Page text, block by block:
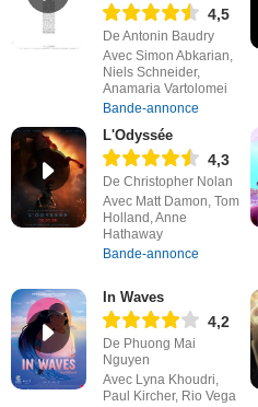
4,5
De Antonin Baudry
Avec Simon Abkarian,
Niels Schneider,
Anamaria Vartolomei
Bande-annonce
L'Odyssée
4,3
De Christopher Nolan
Avec Matt Damon, Tom
Holland, Anne
Hathaway
Bande-annonce
In Waves
4,2
De Phuong Mai
Nguyen
Avec Lyna Khoudri,
Paul Kircher, Rio Vega